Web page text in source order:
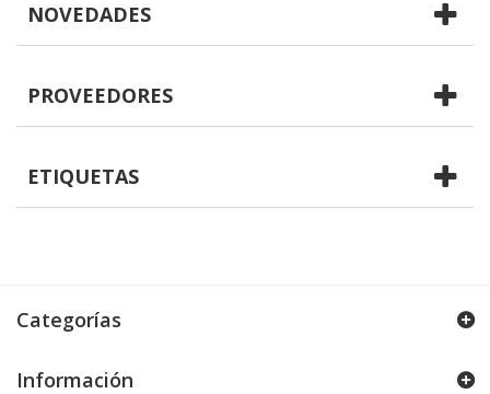
NOVEDADES
PROVEEDORES
ETIQUETAS
Categorías
Información